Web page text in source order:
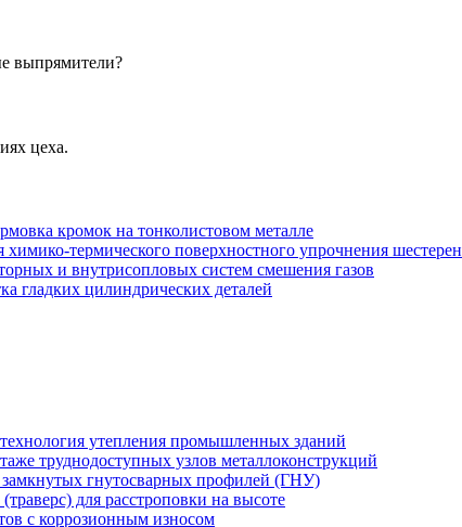
выпрямители?
цеха.
кромок на тонколистовом металле
термического поверхностного упрочнения шестерен
и внутрисопловых систем смешения газов
гладких цилиндрических деталей
утепления промышленных зданий
труднодоступных узлов металлоконструкций
гнутосварных профилей (ГНУ)
для расстроповки на высоте
с коррозионным износом